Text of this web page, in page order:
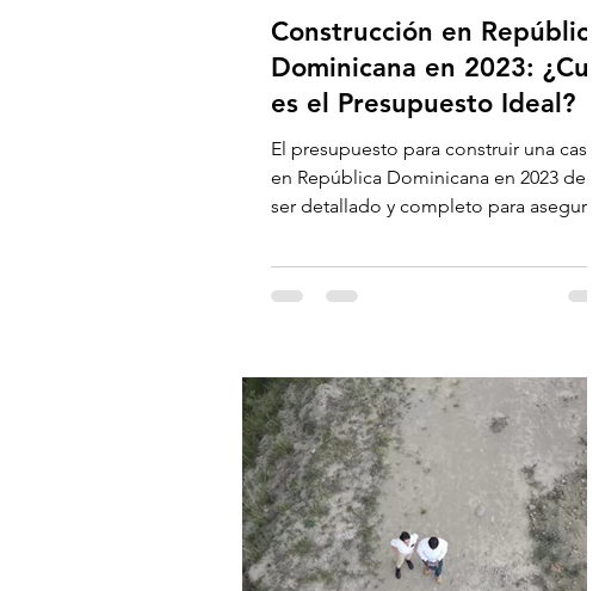
Construcción en República
Dominicana en 2023: ¿Cuál
es el Presupuesto Ideal?
El presupuesto para construir una casa
en República Dominicana en 2023 debe
ser detallado y completo para asegurar